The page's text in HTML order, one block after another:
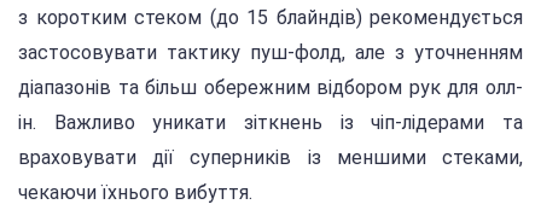
з коротким стеком (до 15 блайндів) рекомендується
застосовувати тактику пуш-фолд, але з уточненням
діапазонів та більш обережним відбором рук для олл-
ін. Важливо уникати зіткнень із чіп-лідерами та
враховувати дії суперників із меншими стеками,
чекаючи їхнього вибуття.